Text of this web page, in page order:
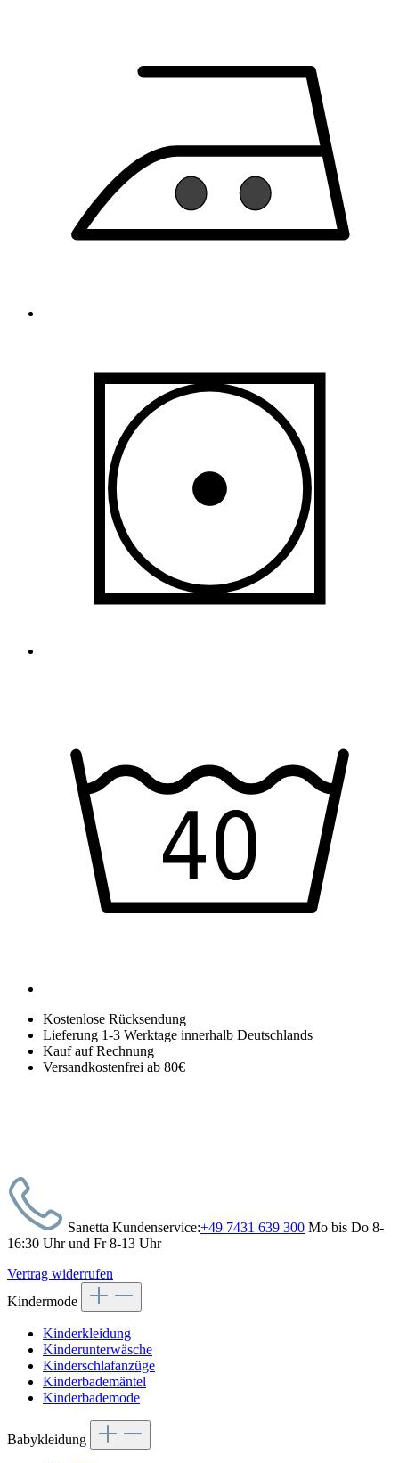
Kostenlose Rücksendung
Lieferung 1-3 Werktage innerhalb Deutschlands
Kauf auf Rechnung
Versandkostenfrei ab 80€
Sanetta Kundenservice:+49 7431 639 300 Mo bis Do 8-
16:30 Uhr und Fr 8-13 Uhr
Vertrag widerrufen
Kindermode
Kinderkleidung
Kinderunterwäsche
Kinderschlafanzüge
Kinderbademäntel
Kinderbademode
Babykleidung